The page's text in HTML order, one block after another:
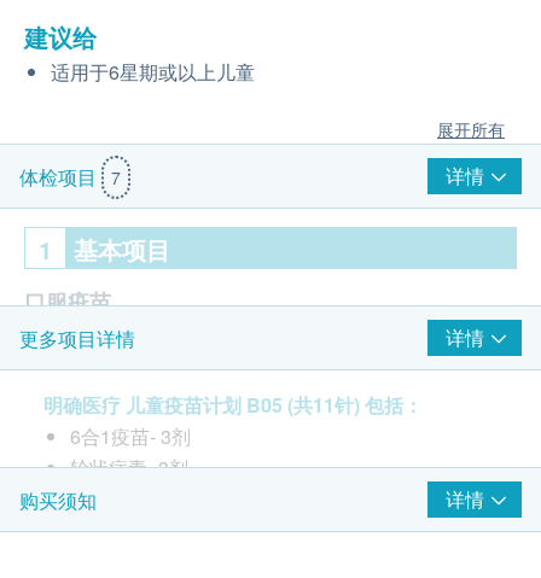
建议给
适用于6星期或以上儿童
展开所有
体检项目 7 详情
1 基本项目
口服疫苗
轮状病毒口服疫苗 (Rotateq) 3剂
疫苗注射
注射疫苗前医​​生评估
脑膜炎双球菌疫苗 (Menactra) 2针
更多项目详情 详情
明确医疗 儿童疫苗计划 B05 (共11针) 包括：
6合1疫苗- 3剂
轮状病毒- 3剂
甲型肝炎疫苗- 2剂
5合1疫苗- 1剂
购买须知 详情